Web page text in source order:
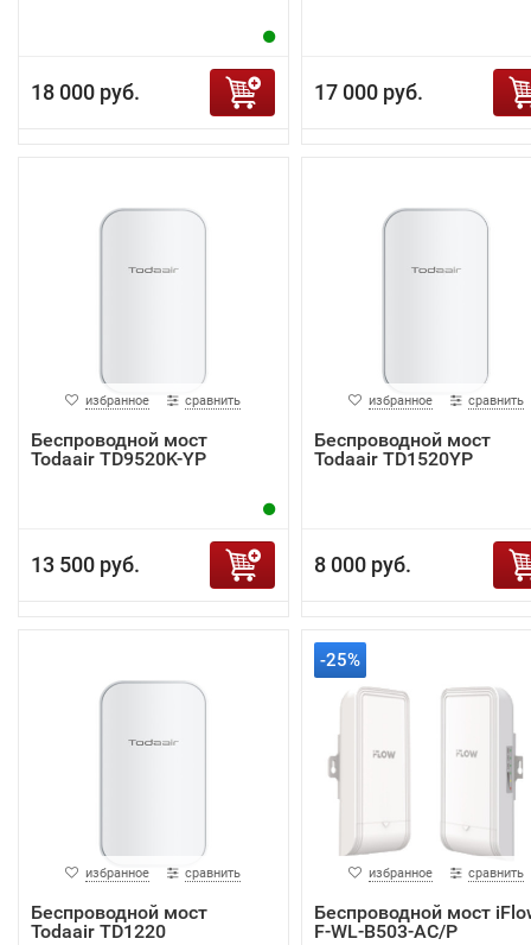
18 000 руб. 17 000 руб.
избранное сравнить
Беспроводной мост
Todaair TD9520K-YP
13 500 руб.
избранное сравнить
Беспроводной мост
Todaair TD1520YP
8 000 руб.
избранное сравнить
Беспроводной мост
Todaair TD1220
-25%
избранное сравнить
Беспроводной мост
F-WL-B503-AC/P